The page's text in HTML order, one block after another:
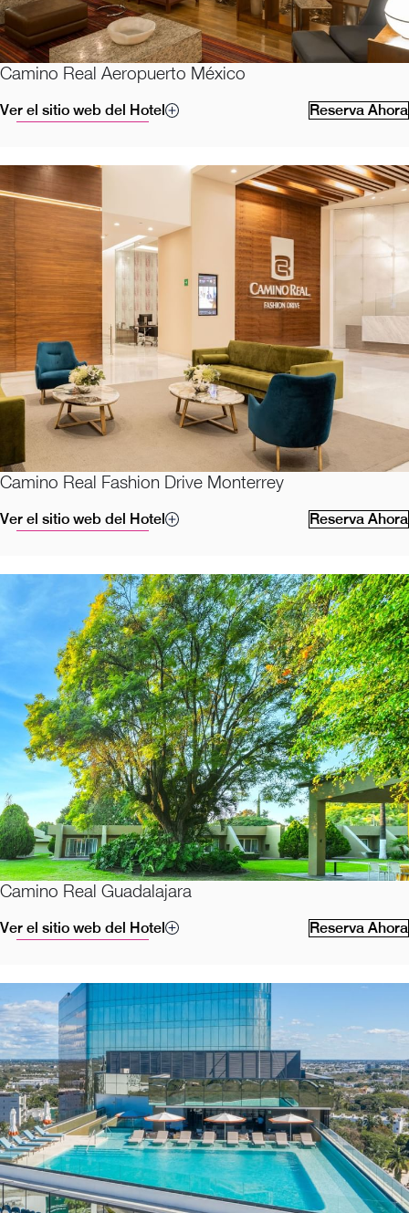
Camino Real Aeropuerto México
Ver el sitio web del Hotel Reserva Ahora
Camino Real Fashion Drive Monterrey
Ver el sitio web del Hotel Reserva Ahora
Camino Real Guadalajara
Ver el sitio web del Hotel Reserva Ahora